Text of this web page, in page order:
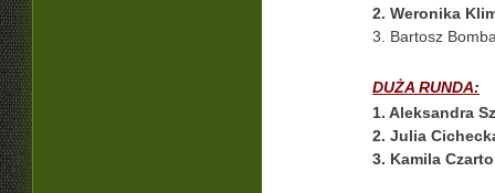
2. Weronika
3. Bartosz
DUŻA RUNDA:
1. Aleksandra
2. Julia
3. Kamila